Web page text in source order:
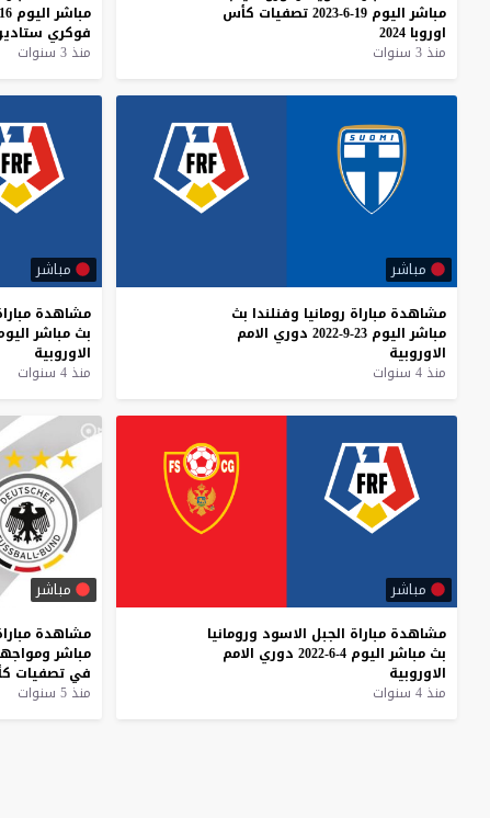
مباشر اليوم 19-6-2023 تصفيات كأس
اوروبا 2024
منذ 3 سنوات
مباشر اليوم 2023
فوكري
منذ 3 سنوات
مباشر
مشاهدة مباراة رومانيا وفنلندا بث
مباشر اليوم 23-9-2022 دوري الامم
الاوروبية
منذ 4 سنوات
مباشر
مشاهدة
بث مباشر
الاوروبية
منذ 4 سنوات
مباشر
مشاهدة مباراة الجبل الاسود ورومانيا
بث مباشر اليوم 4-6-2022 دوري الامم
الاوروبية
منذ 4 سنوات
مباشر
مشاهدة
مباشر
في تصفيات
منذ 5 سنوات